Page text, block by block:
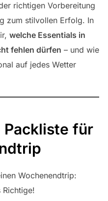
richtigen Vorbereitung
zum stilvollen Erfolg. In
welche Essentials in
fehlen dürfen – und wie
auf jedes Wetter
Packliste für
Wochenendtrip:
Richtige!